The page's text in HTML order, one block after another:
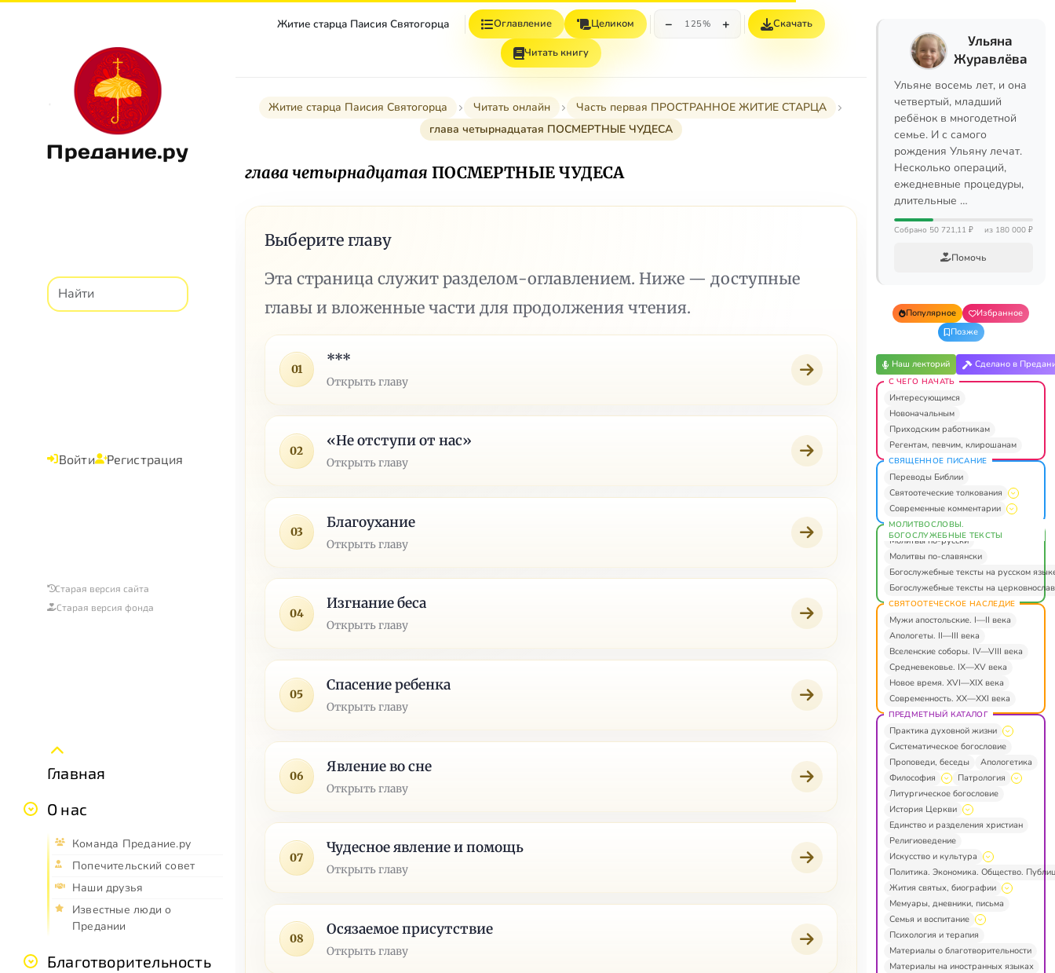
Предание.ру
Войти Регистрация
Старая версия сайта
Старая версия фонда
Главная
О нас
Команда Предание.ру
Попечительский совет
Наши друзья
Известные люди о
Предании
Благотворительность
Житие старца Паисия Святогорца Оглавление Целиком − 125% + Скачать
Читать книгу
Житие старца Паисия Святогорца Читать онлайн
Часть первая ПРОСТРАННОЕ ЖИТИЕ СТАРЦА
глава четырнадцатая ПОСМЕРТНЫЕ ЧУДЕСА
глава четырнадцатая ПОСМЕРТНЫЕ ЧУДЕСА
Выберите главу
Эта страница служит разделом-оглавлением. Ниже — доступные
главы и вложенные части для продолжения чтения.
01
***
Открыть главу
02
«Не отступи от нас»
Открыть главу
03
Благоухание
Открыть главу
04
Изгнание беса
Открыть главу
05
Спасение ребенка
Открыть главу
06
Явление во сне
Открыть главу
07
Чудесное явление и помощь
Открыть главу
08
Осязаемое присутствие
Открыть главу
Ульяна
Журавлёва
Ульяне восемь лет, и она
четвертый, младший
ребёнок в многодетной
семье. И с самого
рождения Ульяну лечат.
Несколько операций,
ежедневные процедуры,
длительные …
Собрано 50 721,11 ₽ из 180 000 ₽
Помочь
Популярное
Избранное
Позже
Наш лекторий Сделано в
С ЧЕГО НАЧАТЬ
Интересующимся
Новоначальным
Приходским работникам
Регентам, певчим, клирошанам
СВЯЩЕННОЕ ПИСАНИЕ
Переводы Библии
Святоотеческие толкования
Современные комментарии
МОЛИТВОСЛОВЫ.
БОГОСЛУЖЕБНЫЕ ТЕКСТЫ
Молитвы по-русски
Молитвы по-славянски
Богослужебные тексты на русском
Богослужебные тексты на
СВЯТООТЕЧЕСКОЕ НАСЛЕДИЕ
Мужи апостольские. I—II века
Апологеты. II—III века
Вселенские соборы. IV—VIII века
Средневековье. IX—XV века
Новое время. XVI—XIX века
Современность. XX—XXI века
ПРЕДМЕТНЫЙ КАТАЛОГ
Практика духовной жизни
Систематическое богословие
Проповеди, беседы
Апологетика
Философия
Патрология
Литургическое богословие
История Церкви
Единство и разделения христиан
Религиоведение
Искусство и культура
Политика. Экономика. Общество.
Жития святых, биографии
Мемуары, дневники, письма
Семья и воспитание
Психология и терапия
Материалы о благотворительности
Материалы на иностранных языках